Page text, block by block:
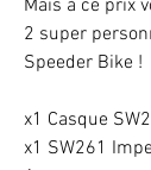
Mais à ce prix
2 super
Speeder Bike !
x1 Casque
x1 SW261